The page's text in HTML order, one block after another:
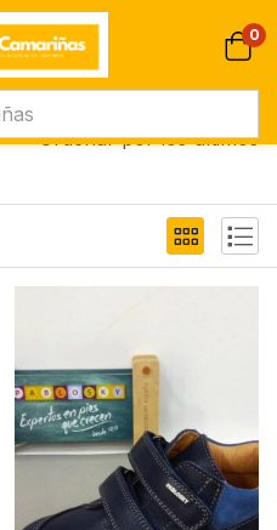
0
Ordenar por los últimos